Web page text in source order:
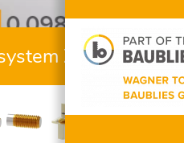
ZR16-2